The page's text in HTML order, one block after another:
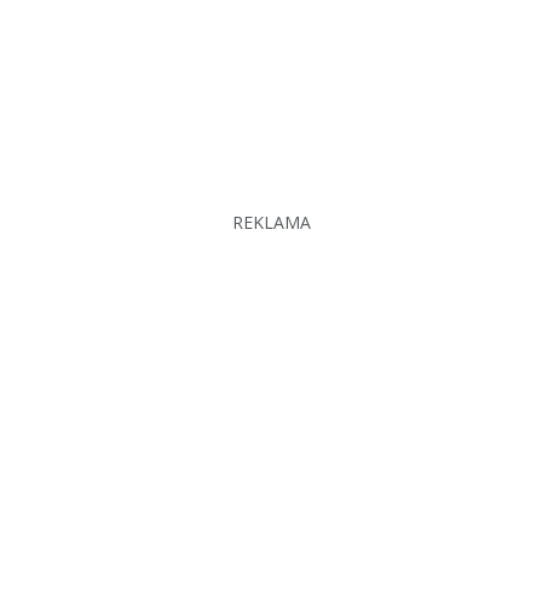
REKLAMA